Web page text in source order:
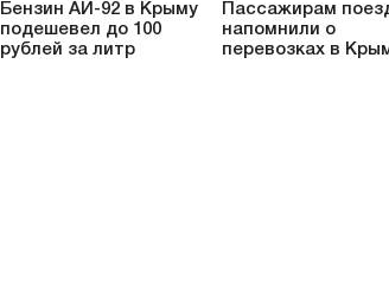
Бензин АИ-92 в Крыму
подешевел до 100
рублей за литр
Пассажирам
напомнили о
перевозках в